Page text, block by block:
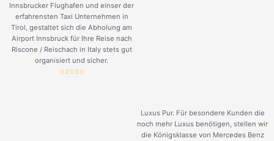
Innsbrucker Flughafen und einser der
erfahrensten Taxi Unternehmen in
Tirol, gestaltet sich die Abholung am
Airport Innsbruck für Ihre Reise nach
Riscone / Reischach in Italy stets gut
organisiert und sicher.
Luxus Pur. Für besondere Kunden die
noch mehr Luxus benötigen, stellen wir
die Königsklasse von Mercedes Benz